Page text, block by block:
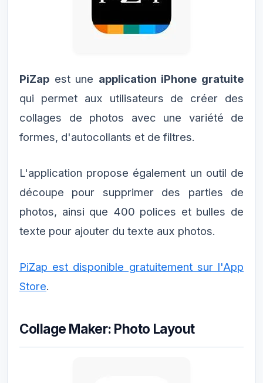
PiZap est une application iPhone gratuite
qui permet aux utilisateurs de créer des
collages de photos avec une variété de
formes, d'autocollants et de filtres.
L'application propose également un outil de
découpe pour supprimer des parties de
photos, ainsi que 400 polices et bulles de
texte pour ajouter du texte aux photos.
PiZap est disponible gratuitement sur l'App
Store.
Collage Maker: Photo Layout